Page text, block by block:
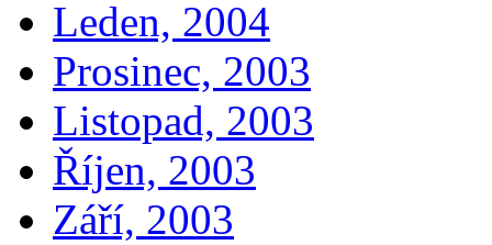
Leden, 2004
Prosinec, 2003
Listopad, 2003
Říjen, 2003
Září, 2003